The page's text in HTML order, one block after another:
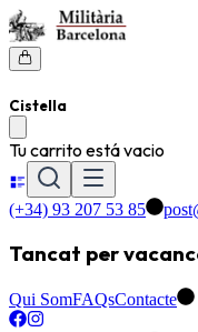
Cistella
Tu carrito está vacio
(+34) 93 207 53 85
Tancat per
Qui SomFAQsContacte